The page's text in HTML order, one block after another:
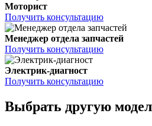
Моторист
Получить консультацию
Менеджер отдела запчастей
Получить консультацию
Электрик-диагност
Получить консультацию
Выбрать другую